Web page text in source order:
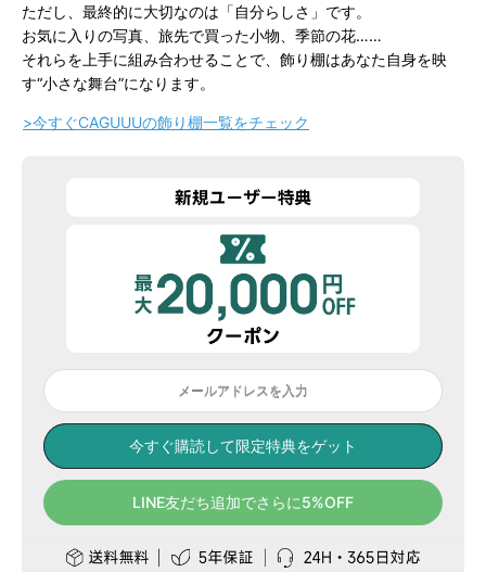
ただし、最終的に大切なのは「自分らしさ」です。
お気に入りの写真、旅先で買った小物、季節の花……
それらを上手に組み合わせることで、飾り棚はあなた自身を映
す“小さな舞台”になります。
>今すぐCAGUUUの飾り棚一覧をチェック
メールアドレスを入力
今すぐ購読して限定特典をゲット
LINE友だち追加でさらに5%OFF